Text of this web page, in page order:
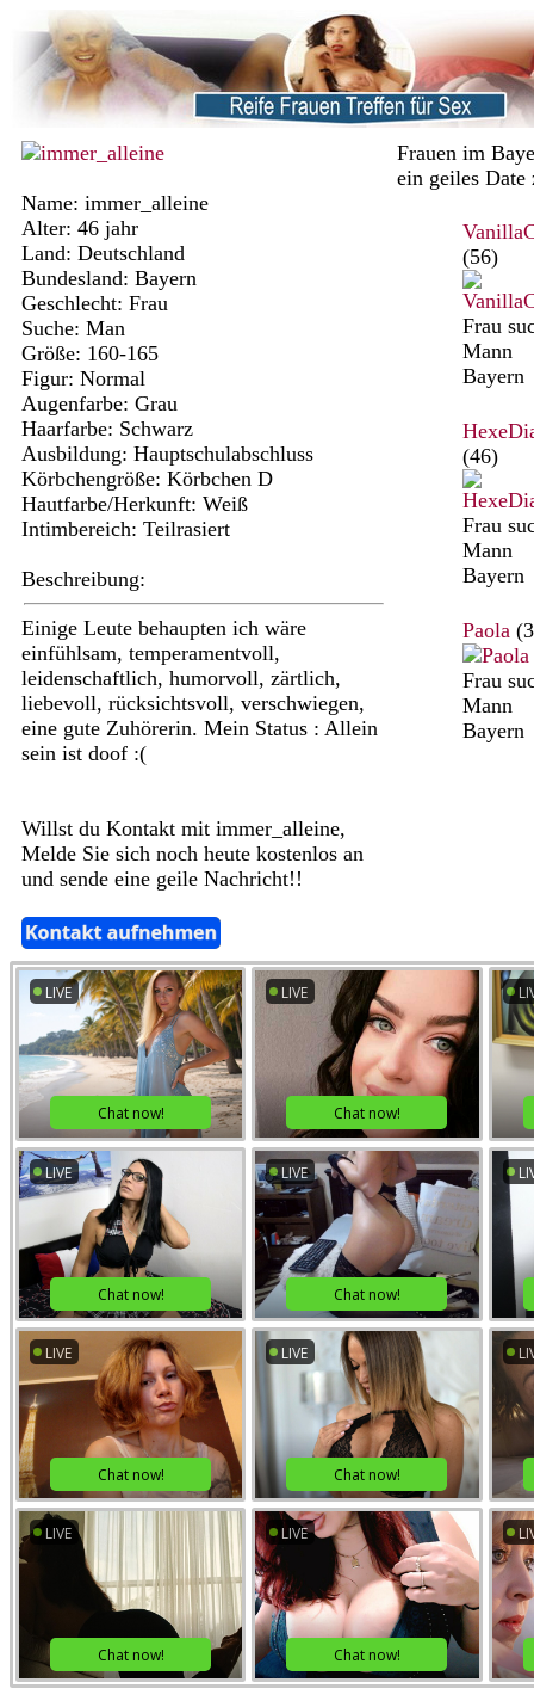
Name: immer_alleine
Alter: 46 jahr
Land: Deutschland
Bundesland: Bayern
Geschlecht: Frau
Suche: Man
Größe: 160-165
Figur: Normal
Augenfarbe: Grau
Haarfarbe: Schwarz
Ausbildung: Hauptschulabschluss
Körbchengröße: Körbchen D
Hautfarbe/Herkunft: Weiß
Intimbereich: Teilrasiert
Beschreibung:
Einige Leute behaupten ich wäre
einfühlsam, temperamentvoll,
leidenschaftlich, humorvoll, zärtlich,
liebevoll, rücksichtsvoll, verschwiegen,
eine gute Zuhörerin. Mein Status : Allein
sein ist doof :(
Willst du Kontakt mit immer_alleine,
Melde Sie sich noch heute kostenlos an
und sende eine geile Nachricht!!
Frauen im
ein geiles
(56)
Frau
Mann
Bayern
(46)
Frau
Mann
Bayern
Paola
Frau
Mann
Bayern